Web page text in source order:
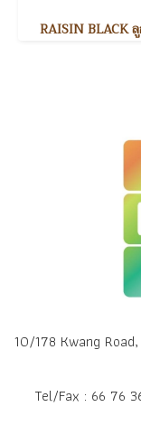
RAISIN BLACK ลู
10/178 Kwang
Tel/Fax : 66 76